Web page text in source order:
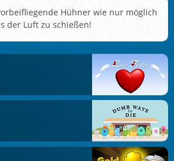
Hühner wie nur möglich
der Luft zu schießen!